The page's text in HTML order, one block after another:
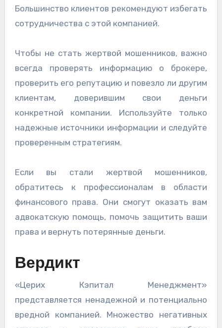
Большинство клиентов рекомендуют избегать
сотрудничества с этой компанией.
Чтобы не стать жертвой мошенников, важно
всегда проверять информацию о брокере,
проверить его репутацию и повезло ли другим
клиентам, доверившим свои деньги
конкретной компании. Используйте только
надежные источники информации и следуйте
проверенным стратегиям.
Если вы стали жертвой мошенников,
обратитесь к профессионалам в области
финансового права. Они смогут оказать вам
адвокатскую помощь, помочь защитить ваши
права и вернуть потерянные деньги.
Вердикт
«Церих Кэпитал Менеджмент»
представляется ненадежной и потенциально
вредной компанией. Множество негативных